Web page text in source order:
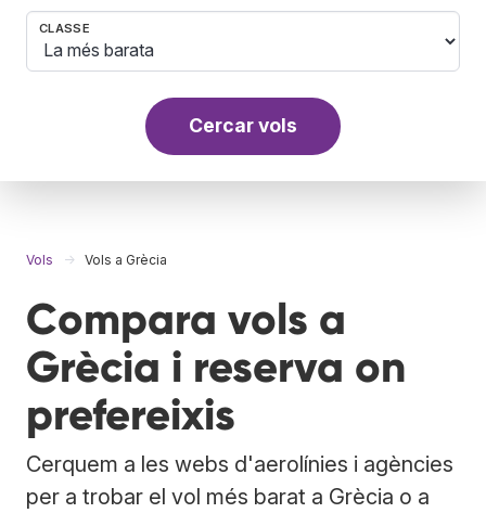
CLASSE
Cercar vols
Vols Vols a Grècia
Compara vols a
Grècia i reserva on
prefereixis
Cerquem a les webs d'aerolínies i agències
per a trobar el vol més barat a Grècia o a